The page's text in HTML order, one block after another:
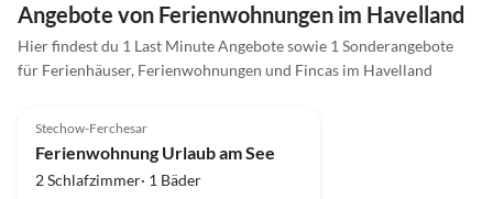
nächsten mal.
Angebote von Ferienwohnungen im Havelland
Hier findest du 1 Last Minute Angebote sowie 1 Sonderangebote
für Ferienhäuser, Ferienwohnungen und Fincas im Havelland
Stechow-Ferchesar
Ferienwohnung Urlaub am See
2 Schlafzimmer· 1 Bäder